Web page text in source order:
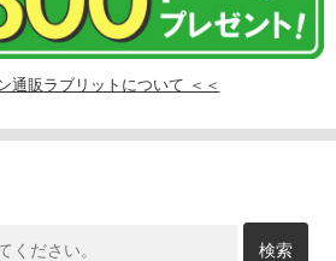
通販ラブリットについて ＜＜